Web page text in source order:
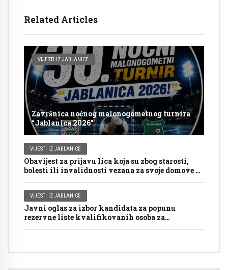
Related Articles
VIJESTI IZ JABLANICE
Završnica noćnog malonogometnog turnira
“Jablanica 2026”
VIJESTI IZ JABLANICE
Obavijest za prijavu lica koja su zbog starosti,
bolesti ili invalidnosti vezana za svoje domove za
izborima 2026. godine
VIJESTI IZ JABLANICE
Javni oglas za izbor kandidata za popunu
rezervne liste kvalifikovanih osoba za